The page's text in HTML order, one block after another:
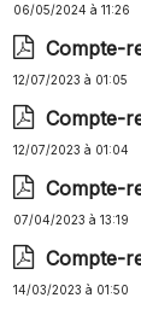
06/05/2024 à 11:26
Compte-
12/07/2023 à 01:05
Compte-
12/07/2023 à 01:04
Compte-
07/04/2023 à 13:19
Compte-
14/03/2023 à 01:50